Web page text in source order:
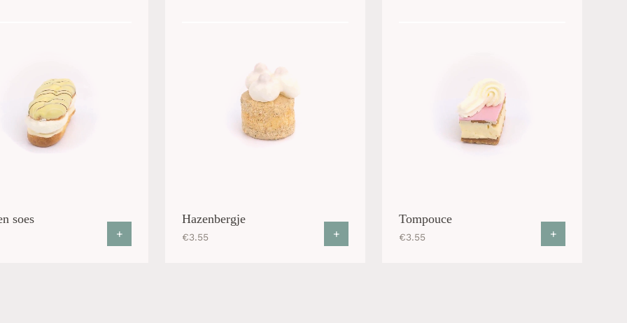
soes
+
Hazenbergje
€3.55 +
Tompouce
€3.55 +